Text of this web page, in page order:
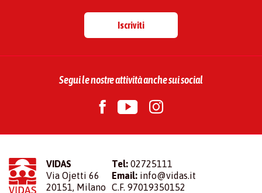
Iscriviti
Segui le nostre attività anche sui social
VIDAS
Via Ojetti 66
20151, Milano
Tel: 02725111
Email: info@vidas.it
C.F. 97019350152